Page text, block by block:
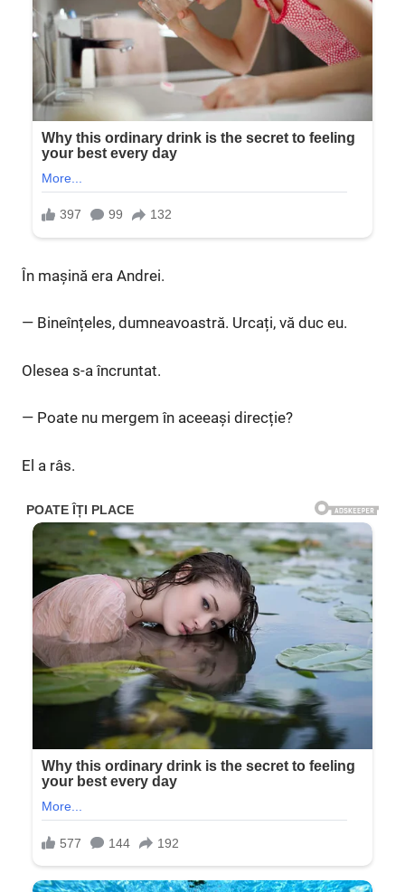
În mașină era Andrei.
— Bineînțeles, dumneavoastră. Urcați, vă duc eu.
Olesea s-a încruntat.
— Poate nu mergem în aceeași direcție?
El a râs.